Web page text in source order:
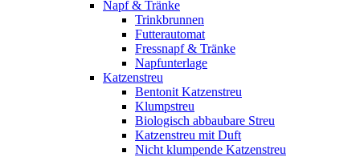
Napf & Tränke
Trinkbrunnen
Futterautomat
Fressnapf & Tränke
Napfunterlage
Katzenstreu
Bentonit Katzenstreu
Klumpstreu
Biologisch abbaubare Streu
Katzenstreu mit Duft
Nicht klumpende Katzenstreu